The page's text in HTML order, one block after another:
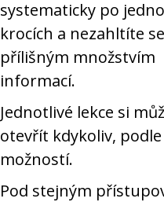
systematicky po
krocích a nezahltíte se
přílišným množstvím
informací.
Jednotlivé lekce si
otevřít kdykoliv, podle
možností.
Pod stejným